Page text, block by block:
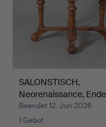
SALONSTISCH,
Neorenaissance,
19. …
Beendet 12. Jun 2026
1 Gebot